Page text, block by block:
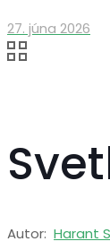
27. júna 2026
Autor: Harant